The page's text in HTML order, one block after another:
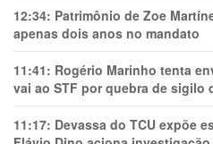
12:34: Patrimônio de Zoe
apenas dois anos no mandato
11:41: Rogério Marinho tenta
vai ao STF por quebra de sigilo
11:17: Devassa do TCU expõe